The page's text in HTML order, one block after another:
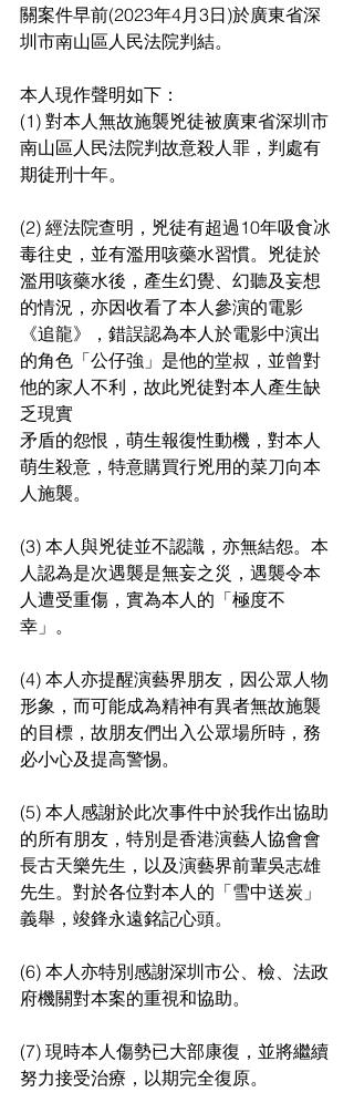
關案件早前(2023年4月3日)於廣東省深
圳市南山區人民法院判結。
本人現作聲明如下：
(1) 對本人無故施襲兇徒被廣東省深圳市
南山區人民法院判故意殺人罪，判處有
期徒刑十年。
(2) 經法院查明，兇徒有超過10年吸食冰
毒往史，並有濫用咳藥水習慣。兇徒於
濫用咳藥水後，產生幻覺、幻聽及妄想
的情況，亦因收看了本人參演的電影
《追龍》，錯誤認為本人於電影中演出
的角色「公仔強」是他的堂叔，並曾對
他的家人不利，故此兇徒對本人產生缺
乏現實
矛盾的怨恨，萌生報復性動機，對本人
萌生殺意，特意購買行兇用的菜刀向本
人施襲。
(3) 本人與兇徒並不認識，亦無結怨。本
人認為是次遇襲是無妄之災，遇襲令本
人遭受重傷，實為本人的「極度不
幸」。
(4) 本人亦提醒演藝界朋友，因公眾人物
形象，而可能成為精神有異者無故施襲
的目標，故朋友們出入公眾場所時，務
必小心及提高警惕。
(5) 本人感謝於此次事件中於我作出協助
的所有朋友，特別是香港演藝人協會會
長古天樂先生，以及演藝界前輩吳志雄
先生。對於各位對本人的「雪中送炭」
義舉，竣鋒永遠銘記心頭。
(6) 本人亦特別感謝深圳市公、檢、法政
府機關對本案的重視和協助。
(7) 現時本人傷勢已大部康復，並將繼續
努力接受治療，以期完全復原。